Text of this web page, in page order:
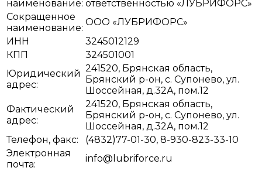
наименование: ответственностью «ЛУБРИФОРС»
Сокращенное
наименование:
ООО «ЛУБРИФОРС»
ИНН
3245012129
КПП
324501001
Юридический
адрес:
241520, Брянская область,
Брянский р-он, с. Супонево, ул.
Шоссейная, д.32А, пом.12
Фактический
адрес:
241520, Брянская область,
Брянский р-он, с. Супонево, ул.
Шоссейная, д.32А, пом.12
Телефон, факс:
(4832)77-01-30, 8-930-823-33-10
Электронная
почта:
info@lubriforce.ru